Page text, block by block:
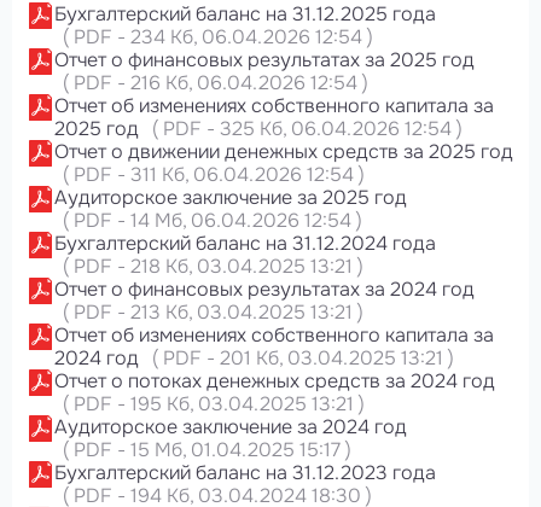
Бухгалтерский баланс на 31.12.2025 года
( PDF - 234 Кб, 06.04.2026 12:54)
Отчет о финансовых результатах за 2025 год
( PDF - 216 Кб, 06.04.2026 12:54)
Отчет об изменениях собственного капитала за
2025 год ( PDF - 325 Кб, 06.04.2026 12:54)
Отчет о движении денежных средств за 2025 год
( PDF - 311 Кб, 06.04.2026 12:54)
Аудиторское заключение за 2025 год
( PDF - 14 Мб, 06.04.2026 12:54)
Бухгалтерский баланс на 31.12.2024 года
( PDF - 218 Кб, 03.04.2025 13:21 )
Отчет о финансовых результатах за 2024 год
( PDF - 213 Кб, 03.04.2025 13:21 )
Отчет об изменениях собственного капитала за
2024 год ( PDF - 201 Кб, 03.04.2025 13:21 )
Отчет о потоках денежных средств за 2024 год
( PDF - 195 Кб, 03.04.2025 13:21 )
Аудиторское заключение за 2024 год
( PDF - 15 Мб, 01.04.2025 15:17)
Бухгалтерский баланс на 31.12.2023 года
( PDF - 194 Кб, 03.04.2024 18:30 )